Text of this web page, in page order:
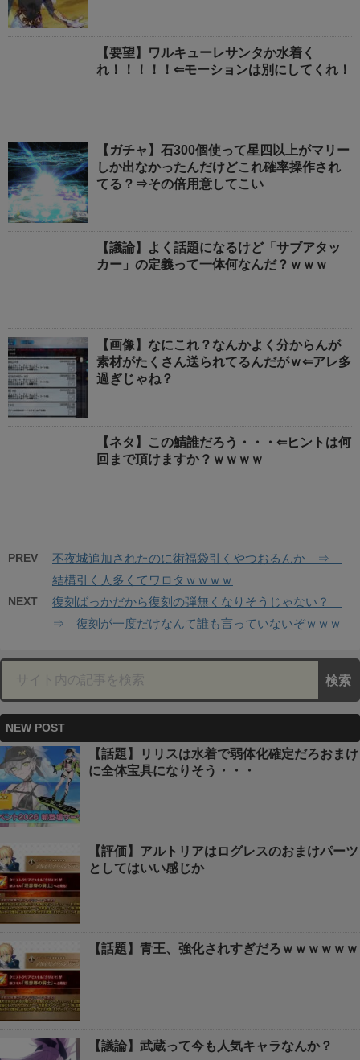
【要望】ワルキューレサンタか水着く
れ！！！！！⇐モーションは別にしてくれ！
【ガチャ】石300個使って星四以上がマリー
しか出なかったんだけどこれ確率操作され
てる？⇒その倍用意してこい
【議論】よく話題になるけど「サブアタッ
カー」の定義って一体何なんだ？ｗｗｗ
【画像】なにこれ？なんかよく分からんが
素材がたくさん送られてるんだがｗ⇐アレ多
過ぎじゃね？
【ネタ】この鯖誰だろう・・・⇐ヒントは何
回まで頂けますか？ｗｗｗｗ
PREV
不夜城追加されたのに術福袋引くやつおるんか ⇒
結構引く人多くてワロタｗｗｗｗ
NEXT
復刻ばっかだから復刻の弾無くなりそうじゃない？
⇒ 復刻が一度だけなんて誰も言っていないぞｗｗｗ
NEW POST
【話題】リリスは水着で弱体化確定だろおまけ
に全体宝具になりそう・・・
【評価】アルトリアはログレスのおまけパーツ
としてはいい感じか
【話題】青王、強化されすぎだろｗｗｗｗｗｗ
【議論】武蔵って今も人気キャラなんか？